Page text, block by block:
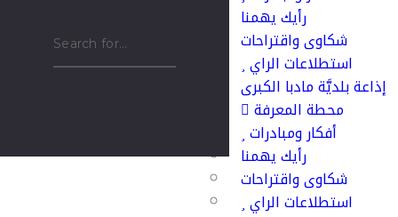
رأيك يهمنا
شكاوى واقتراحات
استطلاعات الراي
إذاعة بلديَّة مادبا الكبرى
محطة المعرفة
أفكار ومبادرات
رأيك يهمنا
شكاوى واقتراحات
استطلاعات الراي